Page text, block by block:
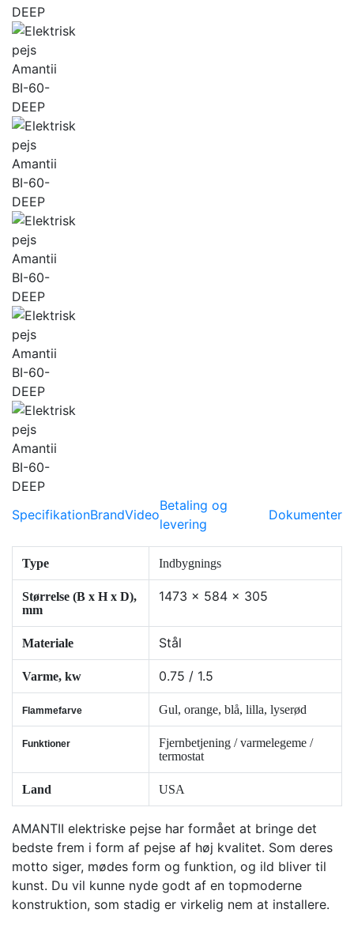
SpecifikationBrandVideo
Betaling og
levering
Dokumenter
Type Indbygnings
Størrelse (B x H x D),
mm
1473 x 584 x 305
Materiale Stål
Varme, kw 0.75 / 1.5
Flammefarve Gul, orange, blå, lilla, lyserød
Funktioner
Fjernbetjening / varmelegeme /
termostat
Land USA
AMANTII elektriske pejse har formået at bringe det
bedste frem i form af pejse af høj kvalitet. Som deres
motto siger, mødes form og funktion, og ild bliver til
kunst. Du vil kunne nyde godt af en topmoderne
konstruktion, som stadig er virkelig nem at installere.